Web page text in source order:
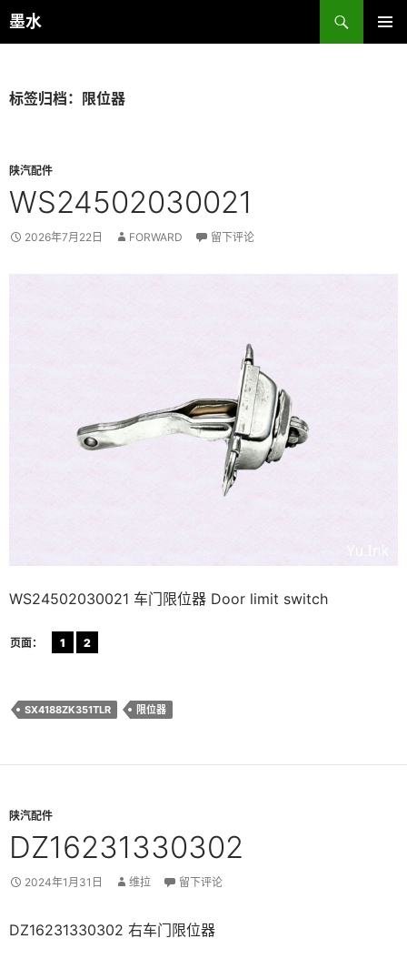
跳
至
墨水
搜
索
标签归档：限位器
陕汽配件
WS24502030021
2026年7月22日 FORWARD 留下评论
WS24502030021 车门限位器 Door limit switch
页面： 1 2
SX4188ZK351TLR 限位器
陕汽配件
DZ16231330302
2024年1月31日 维拉 留下评论
DZ16231330302 右车门限位器